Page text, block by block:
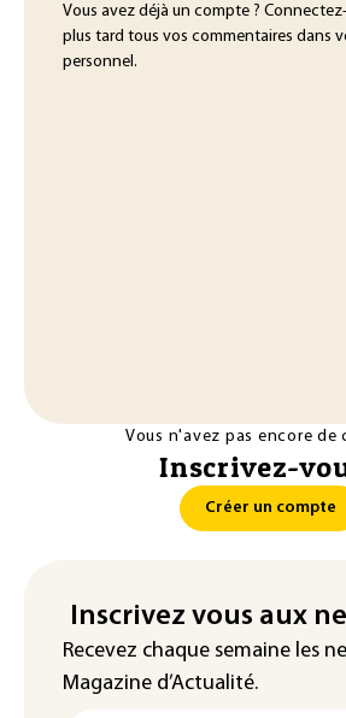
Vous avez déjà un compte ?
plus tard tous vos commentaires dans
personnel.
Vous n'avez pas encore de
Inscrivez-
Créer un compte
Inscrivez vous aux
Recevez chaque semaine les
Magazine d’Actualité.